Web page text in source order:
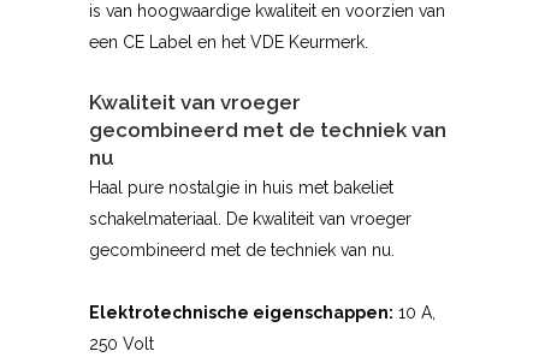
is van hoogwaardige kwaliteit en voorzien van
een CE Label en het VDE Keurmerk.
Kwaliteit van vroeger
gecombineerd met de techniek van
nu
Haal pure nostalgie in huis met bakeliet
schakelmateriaal. De kwaliteit van vroeger
gecombineerd met de techniek van nu.
Elektrotechnische eigenschappen: 10 A,
250 Volt